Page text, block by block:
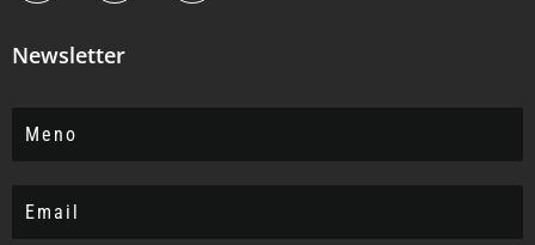
Newsletter